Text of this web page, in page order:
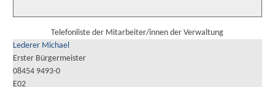
Telefonliste der Mitarbeiter/innen der Verwaltung
Lederer Michael
Erster Bürgermeister
08454 9493-0
E02